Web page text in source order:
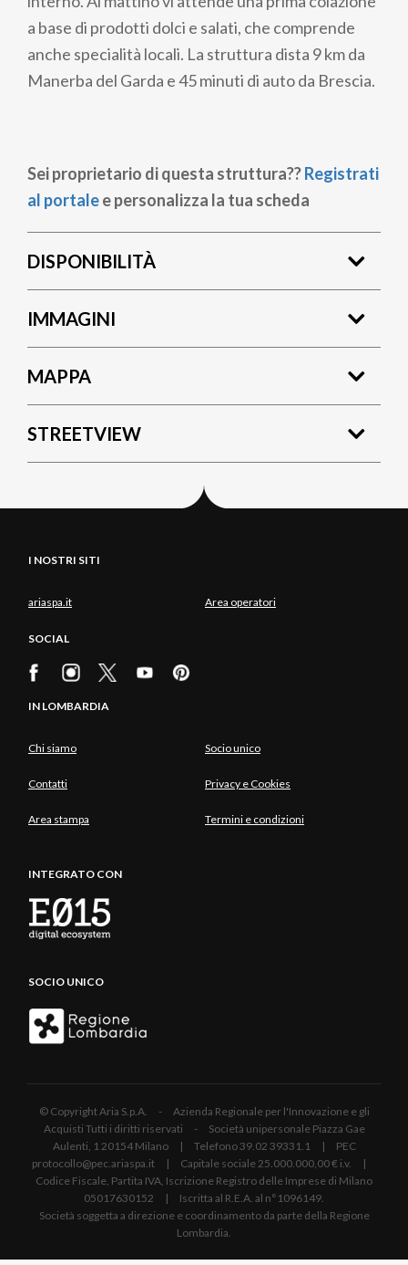
a base di prodotti dolci e salati, che comprende
anche specialità locali. La struttura dista 9 km da
Manerba del Garda e 45 minuti di auto da Brescia.
Sei proprietario di questa struttura??Registrati
al portalee personalizza la tua scheda
DISPONIBILITÀ
IMMAGINI
MAPPA
STREETVIEW
I NOSTRI SITI
ariaspa.it Area operatori
SOCIAL
IN LOMBARDIA
Chi siamo Socio unico
Contatti Privacy e Cookies
Area stampa Termini e condizioni
INTEGRATO CON
SOCIO UNICO
© Copyright Aria S.p.A. - Azienda Regionale per l'Innovazione e gli
Acquisti Tutti i diritti riservati - Società unipersonale Piazza Gae
Aulenti, 1 20154 Milano | Telefono 39.02 39331.1 | PEC
protocollo@pec.ariaspa.it | Capitale sociale 25.000.000,00 € i.v. |
Codice Fiscale, Partita IVA, Iscrizione Registro delle Imprese di Milano
05017630152 | Iscritta al R.E.A. al n°1096149.
Società soggetta a direzione e coordinamento da parte della Regione
Lombardia.